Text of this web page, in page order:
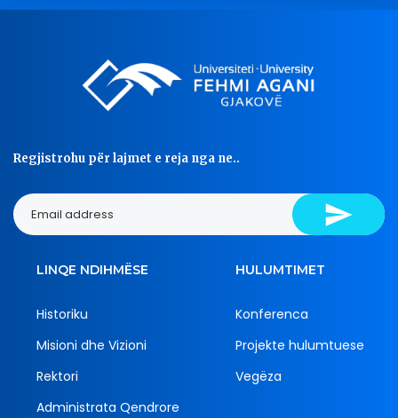
Regjistrohu për lajmet e reja nga ne..
LINQE NDIHMËSE
Historiku
Misioni dhe Vizioni
Rektori
Administrata Qendrore
HULUMTIMET
Konferenca
Projekte hulumtuese
Vegëza